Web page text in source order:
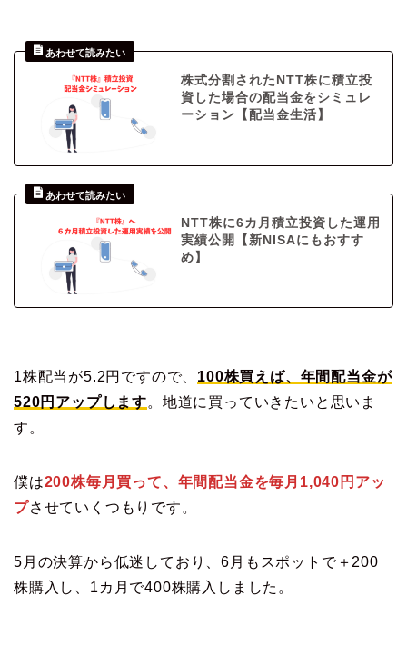
株式分割されたNTT株に積立投
資した場合の配当金をシミュレ
ーション【配当金生活】
NTT株に6カ月積立投資した運用
実績公開【新NISAにもおすす
め】
1株配当が5.2円ですので、 100株買えば、年間配当金が
520円アップします。地道に買っていきたいと思いま
す。
僕は200株毎月買って、年間配当金を毎月1,040円アッ
プさせていくつもりです。
5月の決算から低迷しており、6月もスポットで＋200
株購入し、1カ月で400株購入しました。